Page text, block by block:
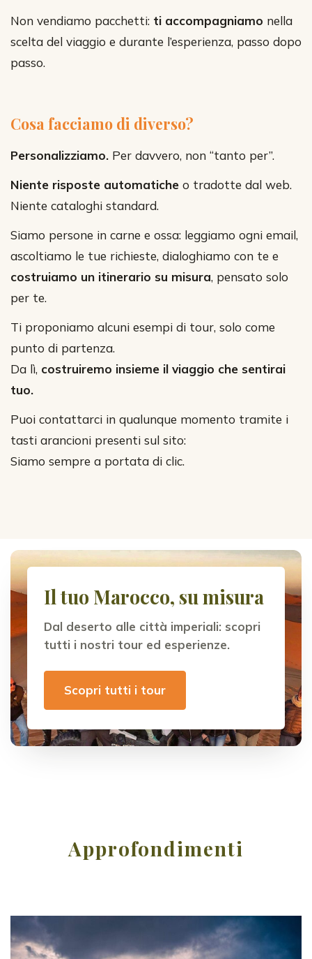
Non vendiamo pacchetti: ti accompagniamo nella
scelta del viaggio e durante l’esperienza, passo dopo
passo.
Cosa facciamo di diverso?
Personalizziamo. Per davvero, non “tanto per”.
Niente risposte automatiche o tradotte dal web.
Niente cataloghi standard.
Siamo persone in carne e ossa: leggiamo ogni email,
ascoltiamo le tue richieste, dialoghiamo con te e
costruiamo un itinerario su misura, pensato solo
per te.
Ti proponiamo alcuni esempi di tour, solo come
punto di partenza.
Da lì, costruiremo insieme il viaggio che sentirai
tuo.
Puoi contattarci in qualunque momento tramite i
tasti arancioni presenti sul sito:
Siamo sempre a portata di clic.
Il tuo Marocco, su misura
Dal deserto alle città imperiali: scopri
tutti i nostri tour ed esperienze.
Scopri tutti i tour
Approfondimenti